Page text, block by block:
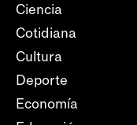
Ciencia
Cotidiana
Cultura
Deporte
Economía